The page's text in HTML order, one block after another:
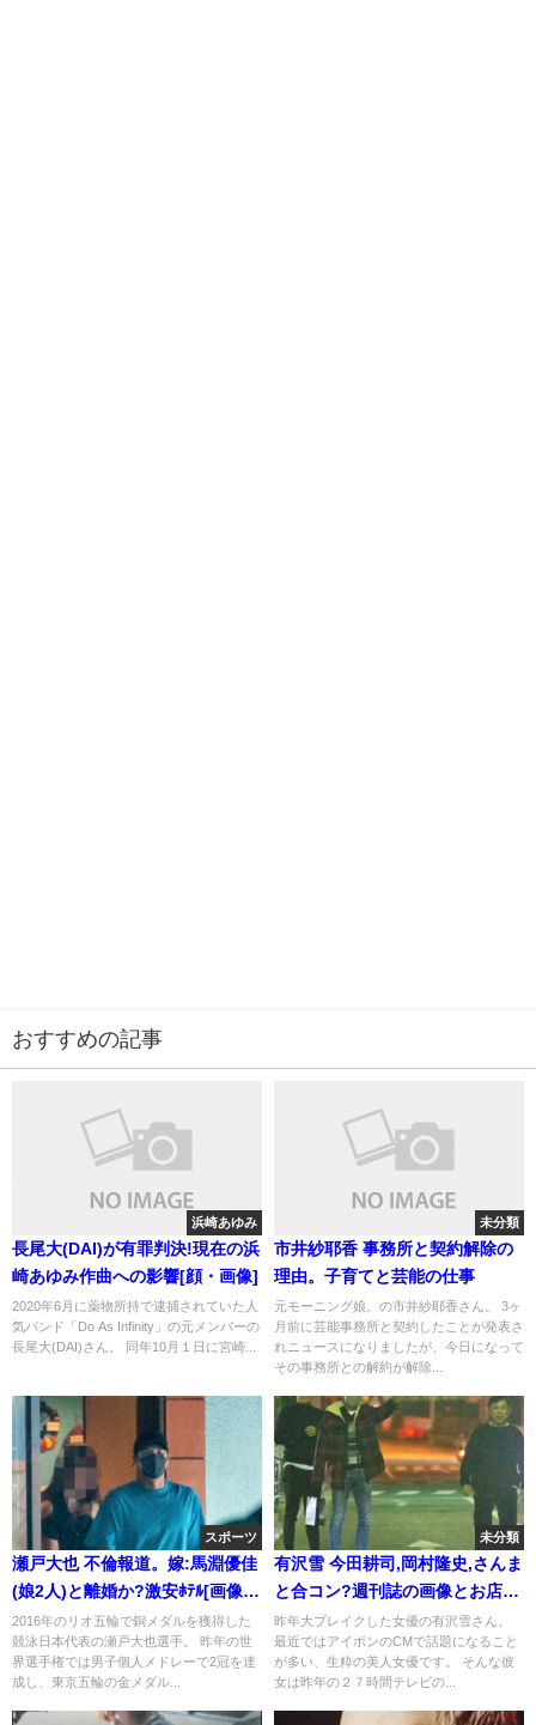
おすすめの記事
浜崎あゆみ
長尾大(DAI)が有罪判決!現在の浜
崎あゆみ作曲への影響[顔・画像]
2020年6月に薬物所持で逮捕されていた人
気バンド「Do As Infinity」の元メンバーの
長尾大(DAI)さん。 同年10月１日に宮崎...
未分類
市井紗耶香 事務所と契約解除の
理由。子育てと芸能の仕事
元モーニング娘。の市井紗耶香さん。 3ヶ
月前に芸能事務所と契約したことが発表さ
れニュースになりましたが、今日になって
その事務所との解約が解除...
スポーツ
瀬戸大也 不倫報道。嫁:馬淵優佳
(娘2人)と離婚か?激安ﾎﾃﾙ[画像/
週刊誌]
2016年のリオ五輪で銅メダルを獲得した
競泳日本代表の瀬戸大也選手。 昨年の世
界選手権では男子個人メドレーで2冠を達
成し、東京五輪の金メダル...
未分類
有沢雪 今田耕司,岡村隆史,さんま
と合コン?週刊誌の画像とお店の
名前
昨年大ブレイクした女優の有沢雪さん。
最近ではアイボンのCMで話題になること
が多い、生粋の美人女優です。 そんな彼
女は昨年の２７時間テレビの...